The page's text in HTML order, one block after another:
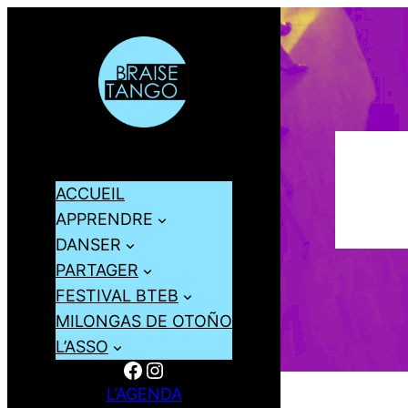
ACCUEIL
APPRENDRE
DANSER
PARTAGER
FESTIVAL BTEB
MILONGAS DE OTOÑO
L’ASSO
Facebook Instagram
L’AGENDA